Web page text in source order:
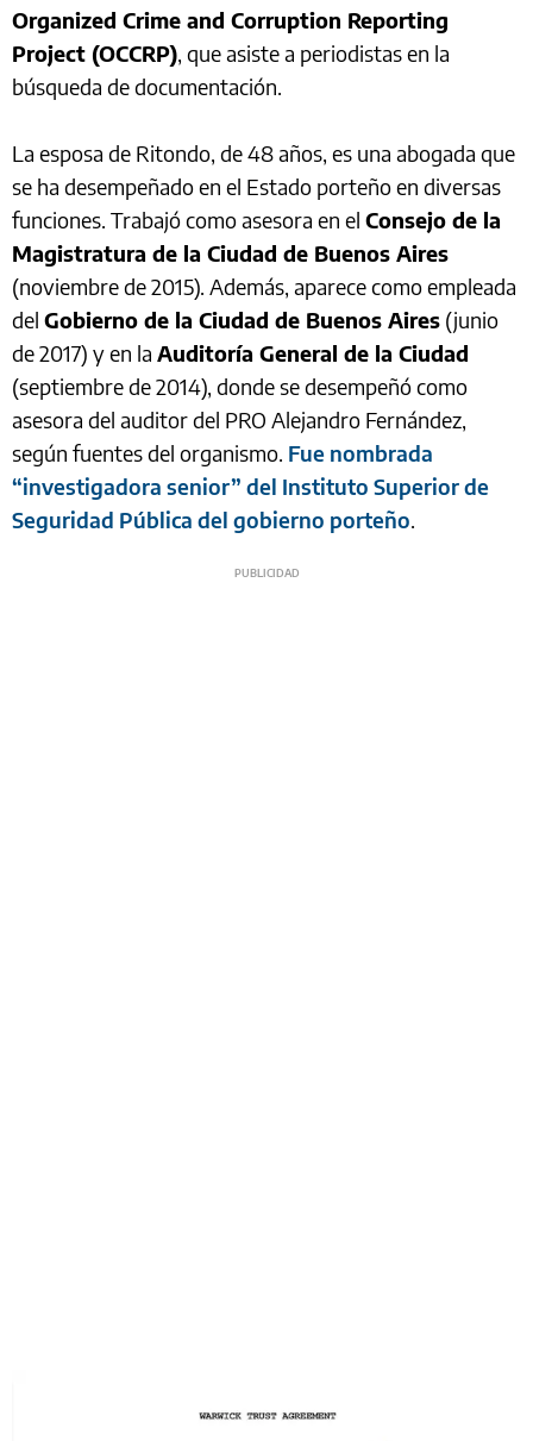
Organized Crime and Corruption Reporting
Project (OCCRP), que asiste a periodistas en la
búsqueda de documentación.
La esposa de Ritondo, de 48 años, es una abogada que
se ha desempeñado en el Estado porteño en diversas
funciones. Trabajó como asesora en el Consejo de la
Magistratura de la Ciudad de Buenos Aires
(noviembre de 2015). Además, aparece como empleada
del Gobierno de la Ciudad de Buenos Aires (junio
de 2017) y en la Auditoría General de la Ciudad
(septiembre de 2014), donde se desempeñó como
asesora del auditor del PRO Alejandro Fernández,
según fuentes del organismo. Fue nombrada
“investigadora senior” del Instituto Superior de
Seguridad Pública del gobierno porteño.